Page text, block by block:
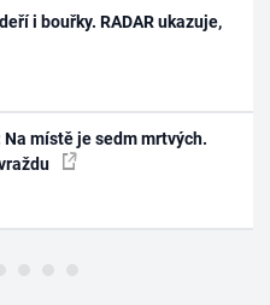
i bouřky. RADAR ukazuje,
místě je sedm mrtvých.